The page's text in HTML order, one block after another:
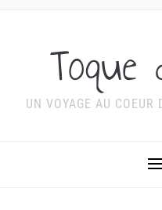
Toque
UN VOYAGE AU